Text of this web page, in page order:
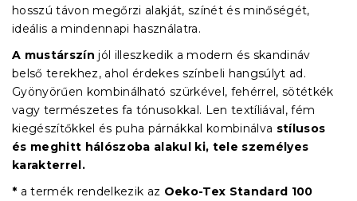
hosszú távon megőrzi alakját, színét és minőségét,
ideális a mindennapi használatra.
A mustárszín jól illeszkedik a modern és skandináv
belső terekhez, ahol érdekes színbeli hangsúlyt ad.
Gyönyörűen kombinálható szürkével, fehérrel, sötétkék
vagy természetes fa tónusokkal. Len textíliával, fém
kiegészítőkkel és puha párnákkal kombinálva stílusos
és meghitt hálószoba alakul ki, tele személyes
karakterrel.
* a termék rendelkezik az Oeko-Tex Standard 100